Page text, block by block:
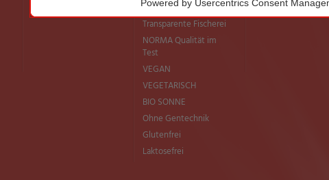
NEU im Sortiment
Transparente Fischerei
NORMA Qualität im
Test
VEGAN
VEGETARISCH
BIO SONNE
Ohne Gentechnik
Glutenfrei
Laktosefrei